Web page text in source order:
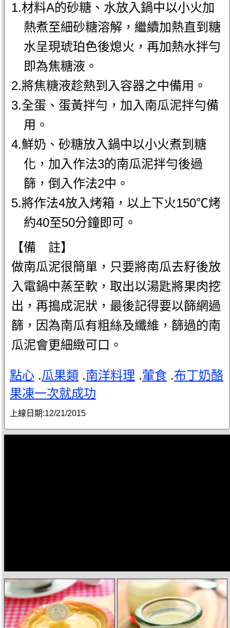
1.材料A的砂糖、水放入鍋中以小火加
熱煮至細砂糖溶解，繼續加熱直到糖
水呈現琥珀色後熄火，再加熱水拌勻
即為焦糖液。
2.將焦糖液趁熱到入容器之中備用。
3.全蛋、蛋黃拌勻，加入南瓜泥拌勻備
用。
4.鮮奶、砂糖放入鍋中以小火煮到糖
化，加入作法3的南瓜泥拌勻後過
篩，倒入作法2中。
5.將作法4放入烤箱，以上下火150℃烤
約40至50分鐘即可。
【備 註】
做南瓜泥很簡單，只要將南瓜去籽後放
入電鍋中蒸至軟，取出以湯匙將果肉挖
出，再搗成泥狀，最後記得要以篩網過
篩，因為南瓜有粗絲及纖維，篩過的南
瓜泥會更細緻可口。
點心 .瓜果類 .南洋料理 .葷食 .布丁奶酪
果凍一次就成功
上線日期:12/21/2015